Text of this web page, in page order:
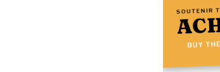
SOUTENIR
BUY